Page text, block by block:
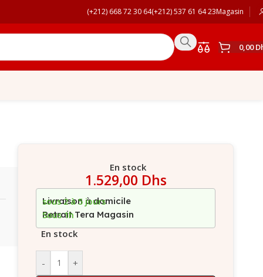
(+212) 668 72 30 64(+212) 537 61 64 23Magasin
0,00
En stock
1.529,00 Dhs
Livraison à domicile
sous 2 à 5 jours
Retrait Tera Magasin
Sous 1h
En stock
- +